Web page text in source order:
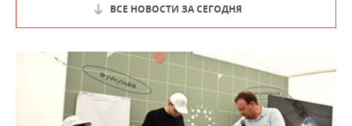
ВСЕ НОВОСТИ ЗА СЕГОДНЯ